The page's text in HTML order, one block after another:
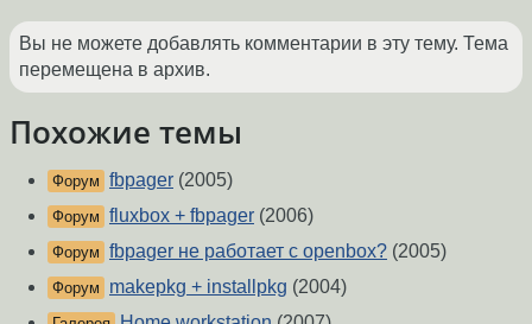
Вы не можете добавлять комментарии в эту тему. Тема
перемещена в архив.
Похожие темы
Форум fbpager (2005)
Форум fluxbox + fbpager (2006)
Форум fbpager не работает с openbox? (2005)
Форум makepkg + installpkg (2004)